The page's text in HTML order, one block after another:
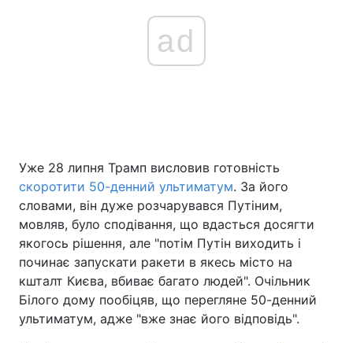
ad
Уже 28 липня Трамп висловив готовність
скоротити 50-денний ультиматум. За його
словами, він дуже розчарувався Путіним,
мовляв, було сподівання, що вдасться досягти
якогось рішення, але "потім Путін виходить і
починає запускати ракети в якесь місто на
кшталт Києва, вбиває багато людей". Очільник
Білого дому пообіцяв, що перегляне 50-денний
ультиматум, адже "вже знає його відповідь".